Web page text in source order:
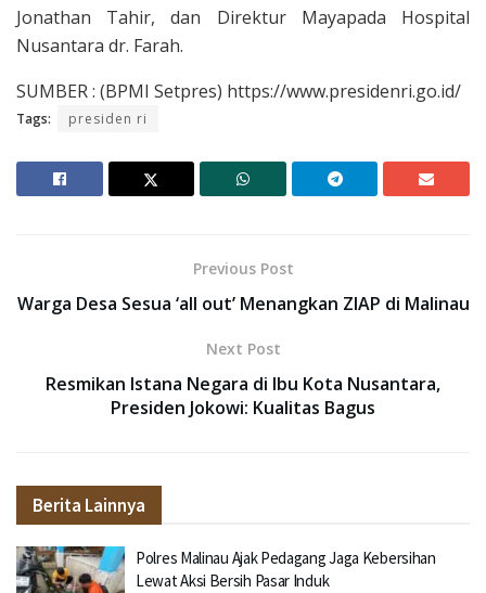
Jonathan Tahir, dan Direktur Mayapada Hospital
Nusantara dr. Farah.
SUMBER : (BPMI Setpres) https://www.presidenri.go.id/
Tags: presiden ri
Previous Post
Warga Desa Sesua ‘all out’ Menangkan ZIAP di Malinau
Next Post
Resmikan Istana Negara di Ibu Kota Nusantara,
Presiden Jokowi: Kualitas Bagus
Berita Lainnya
Polres Malinau Ajak Pedagang Jaga Kebersihan
Lewat Aksi Bersih Pasar Induk